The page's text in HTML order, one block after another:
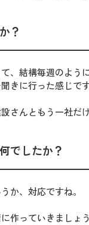
？
、結構毎週のよう
きに行った感じです
さんともう一社だけ
でしたか？
か、対応ですね。
作っていきましょ